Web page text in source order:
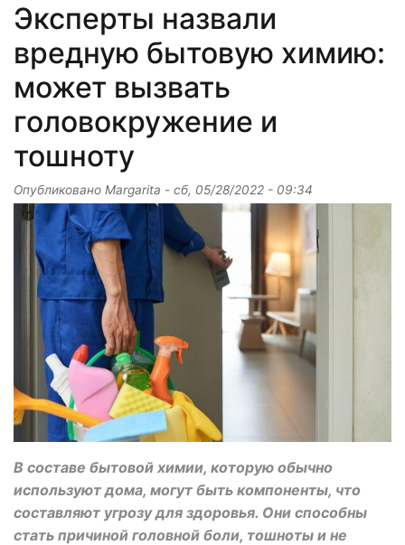
Эксперты назвали
вредную бытовую химию:
может вызвать
головокружение и
тошноту
Опубликовано Margarita - сб, 05/28/2022 - 09:34
В составе бытовой химии, которую обычно
используют дома, могут быть компоненты, что
составляют угрозу для здоровья. Они способны
стать причиной головной боли, тошноты и не